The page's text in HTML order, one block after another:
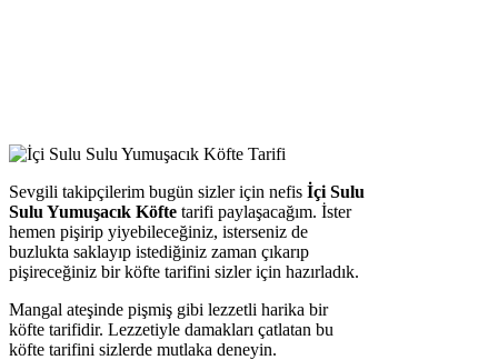
Sevgili takipçilerim bugün sizler için nefis İçi Sulu
Sulu Yumuşacık Köfte tarifi paylaşacağım. İster
hemen pişirip yiyebileceğiniz, isterseniz de
buzlukta saklayıp istediğiniz zaman çıkarıp
pişireceğiniz bir köfte tarifini sizler için hazırladık.
Mangal ateşinde pişmiş gibi lezzetli harika bir
köfte tarifidir. Lezzetiyle damakları çatlatan bu
köfte tarifini sizlerde mutlaka deneyin.